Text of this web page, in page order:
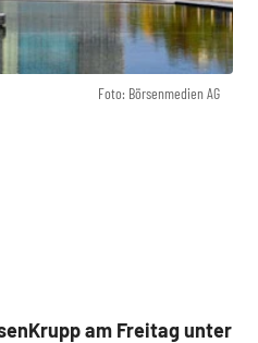
Foto: Börsenmedien AG
am Freitag unter